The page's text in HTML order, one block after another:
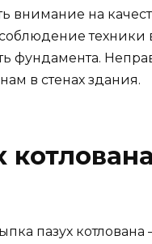
внимание на
техники
фундамента.
в стенах здания.
пазух